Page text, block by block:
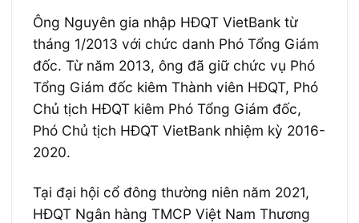
Ông Nguyên gia nhập HĐQT VietBank từ
tháng 1/2013 với chức danh Phó Tổng Giám
đốc. Từ năm 2013, ông đã giữ chức vụ Phó
Tổng Giám đốc kiêm Thành viên HĐQT, Phó
Chủ tịch HĐQT kiêm Phó Tổng Giám đốc,
Phó Chủ tịch HĐQT VietBank nhiệm kỳ 2016-
2020.
Tại đại hội cổ đông thường niên năm 2021,
HĐQT Ngân hàng TMCP Việt Nam Thương